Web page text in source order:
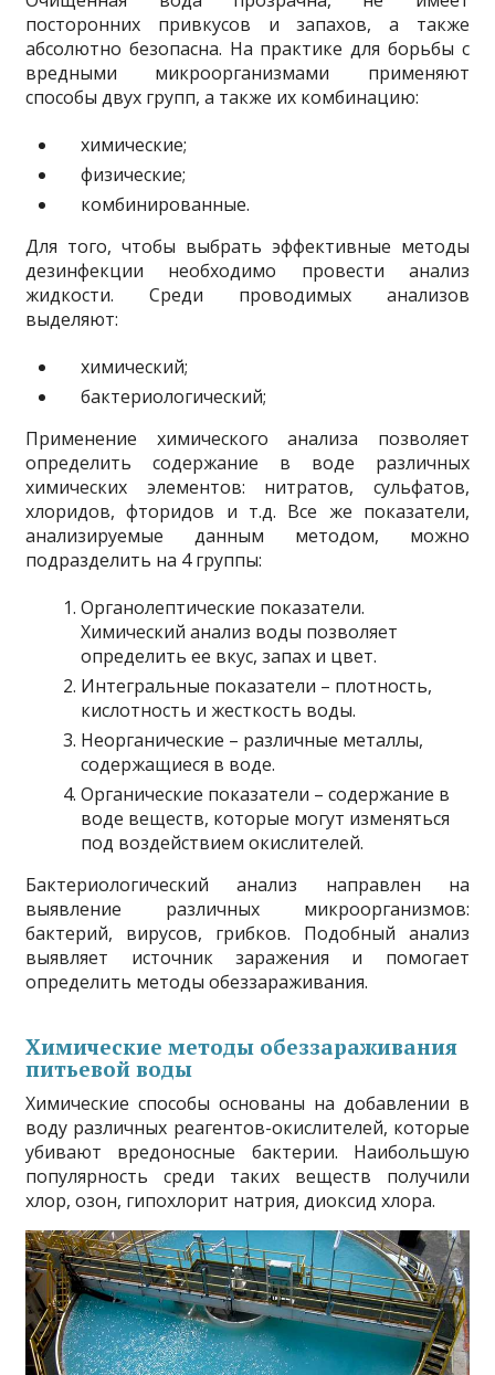
посторонних привкусов и запахов, а также
абсолютно безопасна. На практике для борьбы с
вредными микроорганизмами применяют
способы двух групп, а также их комбинацию:
химические;
физические;
комбинированные.
Для того, чтобы выбрать эффективные методы
дезинфекции необходимо провести анализ
жидкости. Среди проводимых анализов
выделяют:
химический;
бактериологический;
Применение химического анализа позволяет
определить содержание в воде различных
химических элементов: нитратов, сульфатов,
хлоридов, фторидов и т.д. Все же показатели,
анализируемые данным методом, можно
подразделить на 4 группы:
Органолептические показатели.
Химический анализ воды позволяет
определить ее вкус, запах и цвет.
Интегральные показатели – плотность,
кислотность и жесткость воды.
Неорганические – различные металлы,
содержащиеся в воде.
Органические показатели – содержание в
воде веществ, которые могут изменяться
под воздействием окислителей.
Бактериологический анализ направлен на
выявление различных микроорганизмов:
бактерий, вирусов, грибков. Подобный анализ
выявляет источник заражения и помогает
определить методы обеззараживания.
Химические методы обеззараживания
питьевой воды
Химические способы основаны на добавлении в
воду различных реагентов-окислителей, которые
убивают вредоносные бактерии. Наибольшую
популярность среди таких веществ получили
хлор, озон, гипохлорит натрия, диоксид хлора.